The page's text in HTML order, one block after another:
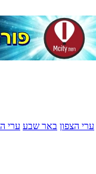
ערי הצפון באר שבע ערי